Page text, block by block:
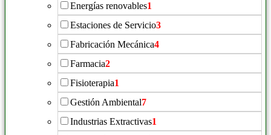
Energías renovables1
Estaciones de Servicio3
Fabricación Mecánica4
Farmacia2
Fisioterapia1
Gestión Ambiental7
Industrias Extractivas1